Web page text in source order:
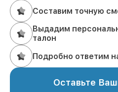
Составим точную
Выдадим
талон
Подробно ответим
Оставьте